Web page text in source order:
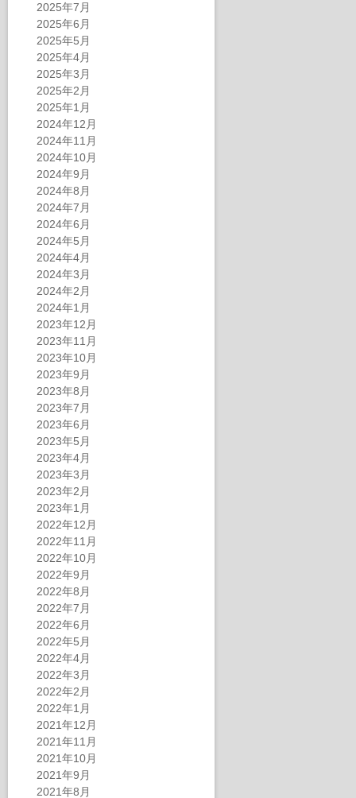
2025年7月
2025年6月
2025年5月
2025年4月
2025年3月
2025年2月
2025年1月
2024年12月
2024年11月
2024年10月
2024年9月
2024年8月
2024年7月
2024年6月
2024年5月
2024年4月
2024年3月
2024年2月
2024年1月
2023年12月
2023年11月
2023年10月
2023年9月
2023年8月
2023年7月
2023年6月
2023年5月
2023年4月
2023年3月
2023年2月
2023年1月
2022年12月
2022年11月
2022年10月
2022年9月
2022年8月
2022年7月
2022年6月
2022年5月
2022年4月
2022年3月
2022年2月
2022年1月
2021年12月
2021年11月
2021年10月
2021年9月
2021年8月